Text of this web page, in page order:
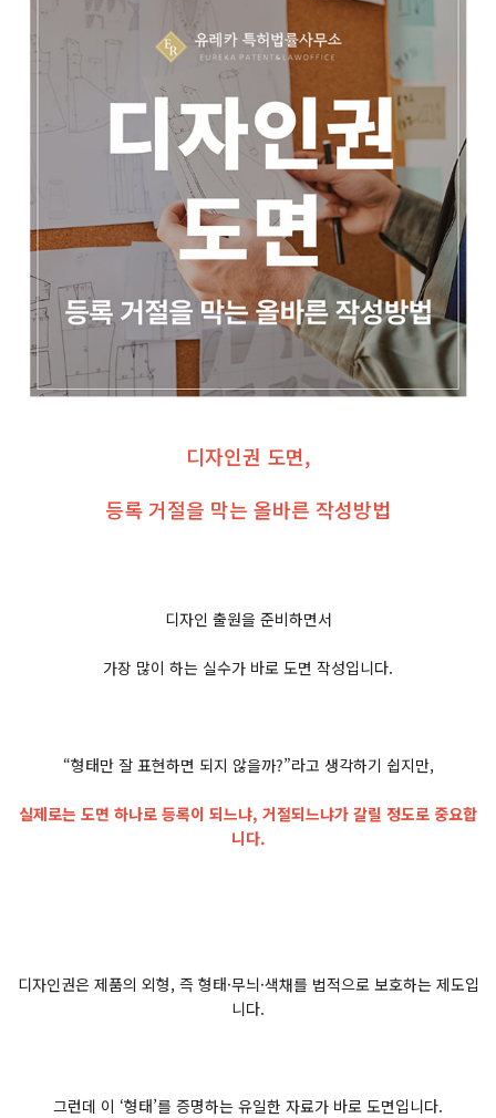
디자인권 도면,
등록 거절을 막는 올바른 작성방법
디자인 출원을 준비하면서
가장 많이 하는 실수가 바로 도면 작성입니다.
“형태만 잘 표현하면 되지 않을까?”라고 생각하기 쉽지만,
실제로는 도면 하나로 등록이 되느냐, 거절되느냐가 갈릴 정도로 중요합
니다.
디자인권은 제품의 외형, 즉 형태·무늬·색채를 법적으로 보호하는 제도입
니다.
그런데 이 ‘형태’를 증명하는 유일한 자료가 바로 도면입니다.